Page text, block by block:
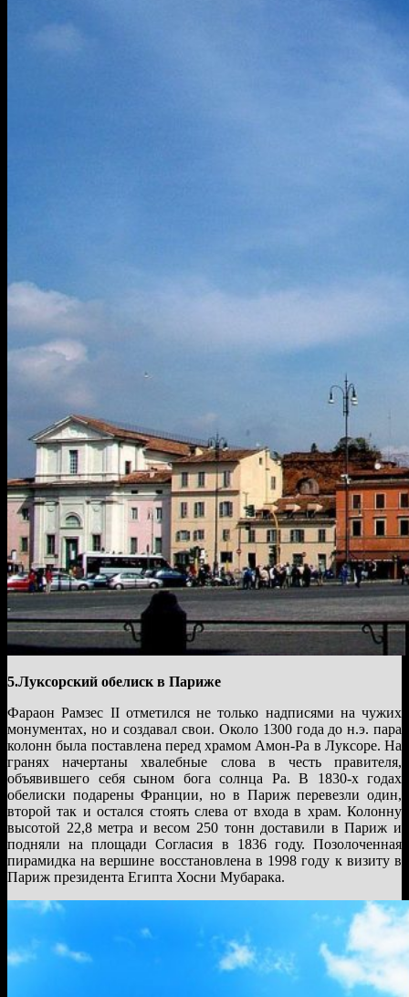
5.Луксорский обелиск в Париже
Фараон Рамзес II отметился не только надписями на чужих
монументах, но и создавал свои. Около 1300 года до н.э. пара
колонн была поставлена перед храмом Амон-Ра в Луксоре. На
гранях начертаны хвалебные слова в честь правителя,
объявившего себя сыном бога солнца Ра. В 1830-х годах
обелиски подарены Франции, но в Париж перевезли один,
второй так и остался стоять слева от входа в храм. Колонну
высотой 22,8 метра и весом 250 тонн доставили в Париж и
подняли на площади Согласия в 1836 году. Позолоченная
пирамидка на вершине восстановлена в 1998 году к визиту в
Париж президента Египта Хосни Мубарака.